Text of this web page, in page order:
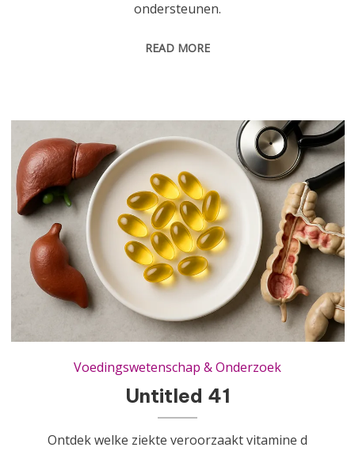
ondersteunen.
READ MORE
Untitled 41
Voedingswetenschap & Onderzoek
Untitled 41
Ontdek welke ziekte veroorzaakt vitamine d